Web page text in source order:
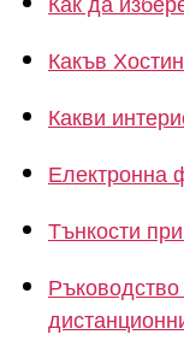
Какъв
Какви
Електронна
Тънкости